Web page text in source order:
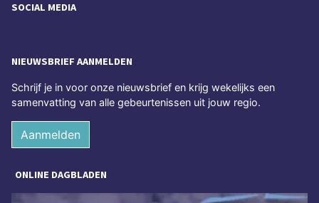
SOCIAL MEDIA
NIEUWSBRIEF AANMELDEN
Schrijf je in voor onze nieuwsbrief en krijg wekelijks een
samenvatting van alle gebeurtenissen uit jouw regio.
Aanmelden
ONLINE DAGBLADEN